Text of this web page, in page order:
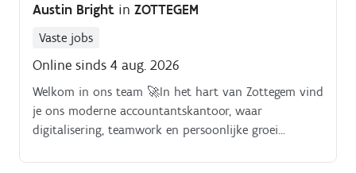
Austin Bright in ZOTTEGEM
Vaste jobs
Online sinds 4 aug. 2026
Welkom in ons team 🚀In het hart van Zottegem vind
je ons moderne accountantskantoor, waar
digitalisering, teamwork en persoonlijke groei